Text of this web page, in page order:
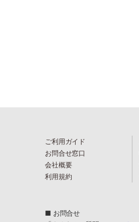
ご利用ガイド
お問合せ窓口
会社概要
利用規約
■ お問合せ